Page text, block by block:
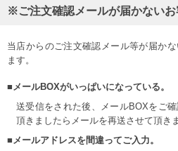
※ご注文確認メールが届かないお
当店からのご注文確認メール等が届か
ます。
■メールBOXがいっぱいになっている。
送受信をされた後、メールBOXをご
頂きましたらメールを再送させて頂きま
■メールアドレスを間違ってご入力。